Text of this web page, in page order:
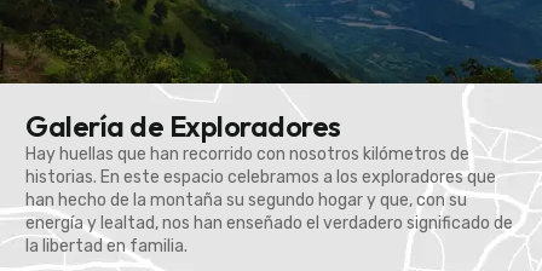
Galería de Exploradores
Hay huellas que han recorrido con nosotros kilómetros de
historias. En este espacio celebramos a los exploradores que
han hecho de la montaña su segundo hogar y que, con su
energía y lealtad, nos han enseñado el verdadero significado de
la libertad en familia.